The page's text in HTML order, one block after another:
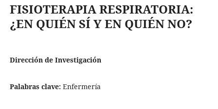
FISIOTERAPIA RESPIRATORIA:
¿EN QUIÉN SÍ Y EN QUIÉN NO?
Dirección de Investigación
Palabras clave: Enfermería